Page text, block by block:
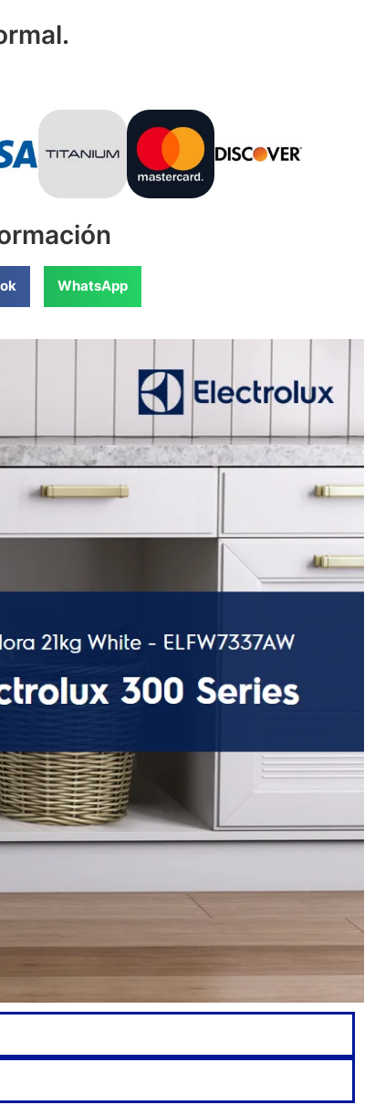
WhatsApp